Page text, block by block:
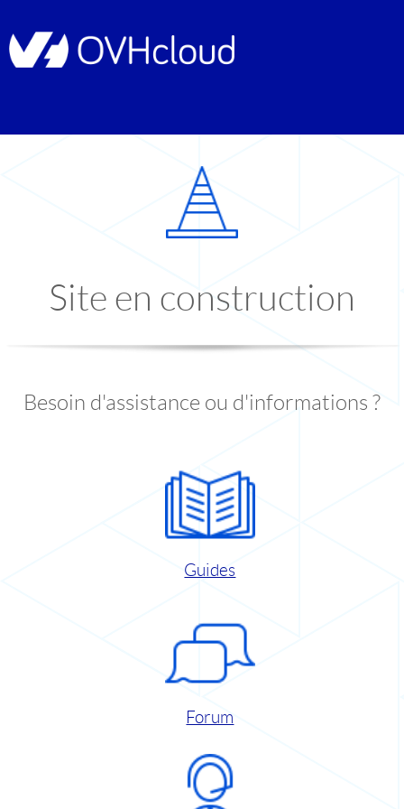
Site en construction
Besoin d'assistance ou d'informations ?
Guides
Forum